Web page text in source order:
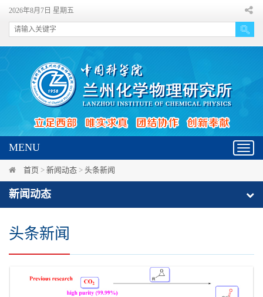
2026年8月7日 星期五
MENU
首页 > 新闻动态 > 头条新闻
新闻动态
头条新闻